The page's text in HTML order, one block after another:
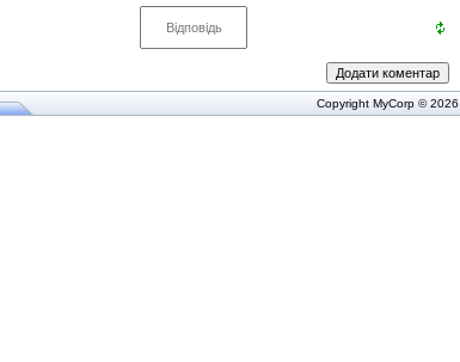
Copyright MyCorp © 2026